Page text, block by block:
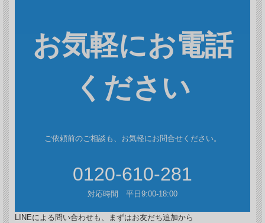
お気軽にお電話
ください
ご依頼前のご相談も、お気軽にお問合せください。
0120-610-281
対応時間 平日9:00-18:00
LINEによる問い合わせも、まずはお友だち追加から